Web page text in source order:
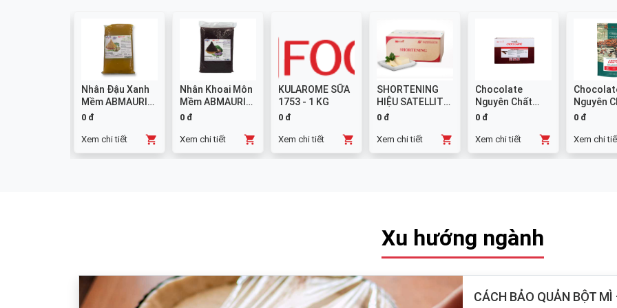
Nhân Đậu Xanh
Mềm ABMAURI
3kg
0 đ
Xem chi tiết
Nhân Khoai Môn
Mềm ABMAURI
3kg
0 đ
Xem chi tiết
KULAROME SỮA
1753 - 1 KG
0 đ
Xem chi tiết
SHORTENING
HIỆU SATELLITE
25 KG
0 đ
Xem chi tiết
Chocolate
Nguyên Chất
Đen GHANA
0 đ
Xem chi tiết
Nguyên
Sữa 38% -
0 đ
Xem chi
Xu hướng ngành
CÁCH BẢO QUẢN BỘT